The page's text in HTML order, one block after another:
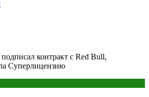
контракт с Red Bull,
Суперлицензию